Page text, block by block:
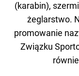
(karabin),
żeglarstwo.
promowanie
Związku